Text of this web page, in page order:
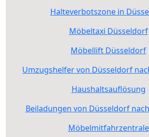
Halteverbotszone in
Möbeltaxi Düsseldorf
Möbellift Düsseldorf
Umzugshelfer von Düsseldorf
Haushaltsauflösung
Beiladungen von Düsseldorf
Möbelmitfahrzentrale